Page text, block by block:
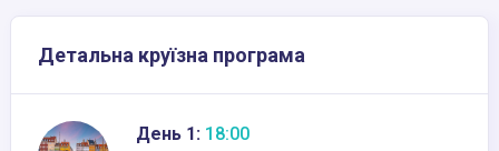
Детальна круїзна програма
День 1: 18:00